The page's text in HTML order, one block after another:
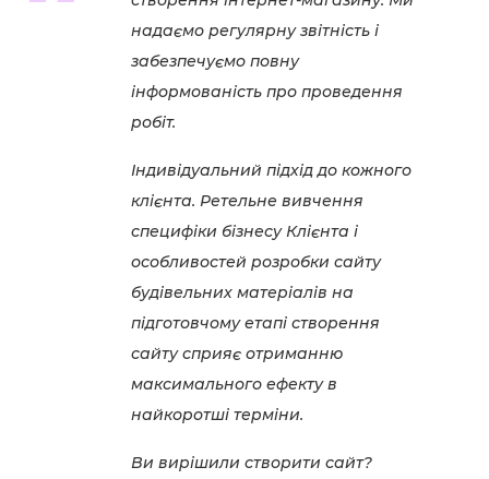
надаємо регулярну звітність і
забезпечуємо повну
інформованість про проведення
робіт.
Індивідуальний підхід до кожного
клієнта. Ретельне вивчення
специфіки бізнесу Клієнта і
особливостей розробки сайту
будівельних матеріалів на
підготовчому етапі створення
сайту сприяє отриманню
максимального ефекту в
найкоротші терміни.
Ви вирішили створити сайт?